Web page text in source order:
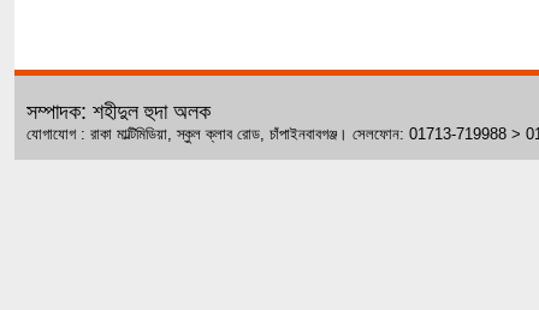
সম্পাদক: শহীদুল হুদা অলক
যোগাযোগ : রাকা মাল্টিমিডিয়া, স্কুল ক্লাব রোড, চাঁপাইনবাবগঞ্জ। সেলফোন: 01713-